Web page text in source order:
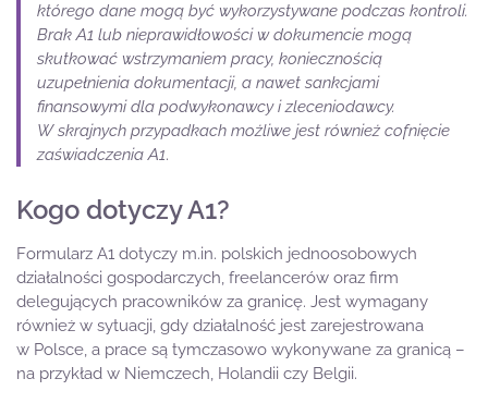
którego dane mogą być wykorzystywane podczas kontroli.
Brak A1 lub nieprawidłowości w dokumencie mogą
skutkować wstrzymaniem pracy, koniecznością
uzupełnienia dokumentacji, a nawet sankcjami
finansowymi dla podwykonawcy i zleceniodawcy.
W skrajnych przypadkach możliwe jest również cofnięcie
zaświadczenia A1.
Kogo dotyczy A1?
Formularz A1 dotyczy m.in. polskich jednoosobowych
działalności gospodarczych, freelancerów oraz firm
delegujących pracowników za granicę. Jest wymagany
również w sytuacji, gdy działalność jest zarejestrowana
w Polsce, a prace są tymczasowo wykonywane za granicą –
na przykład w Niemczech, Holandii czy Belgii.